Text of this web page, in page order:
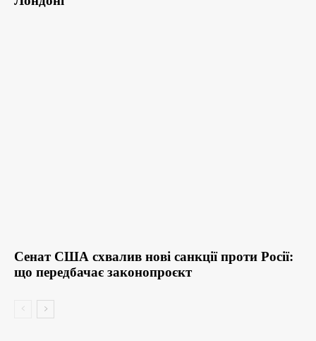
Сенат США схвалив нові санкції проти Росії:
що передбачає законопроєкт